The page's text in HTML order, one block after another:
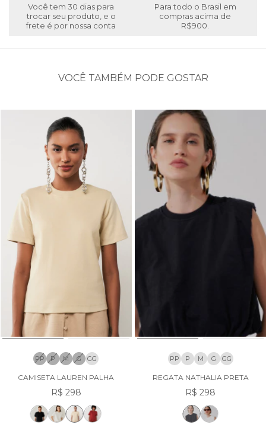
Você tem 30 dias para
trocar seu produto, e o
frete é por nossa conta
Para todo o Brasil em
compras acima de
R$900.
VOCÊ TAMBÉM PODE GOSTAR
PP P M G GG
CAMISETA LAUREN PALHA
R$ 298
PP P M G GG
REGATA NATHALIA PRETA
R$ 298